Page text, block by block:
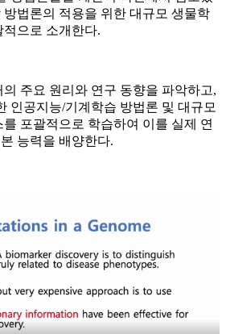
법론의 적용을 위한 대규모 생물학
으로 소개한다.
주요 원리와 연구 동향을 파악하고,
인공지능/기계학습 방법론 및 대규모
포괄적으로 학습하여 이를 실제 연
능력을 배양한다.